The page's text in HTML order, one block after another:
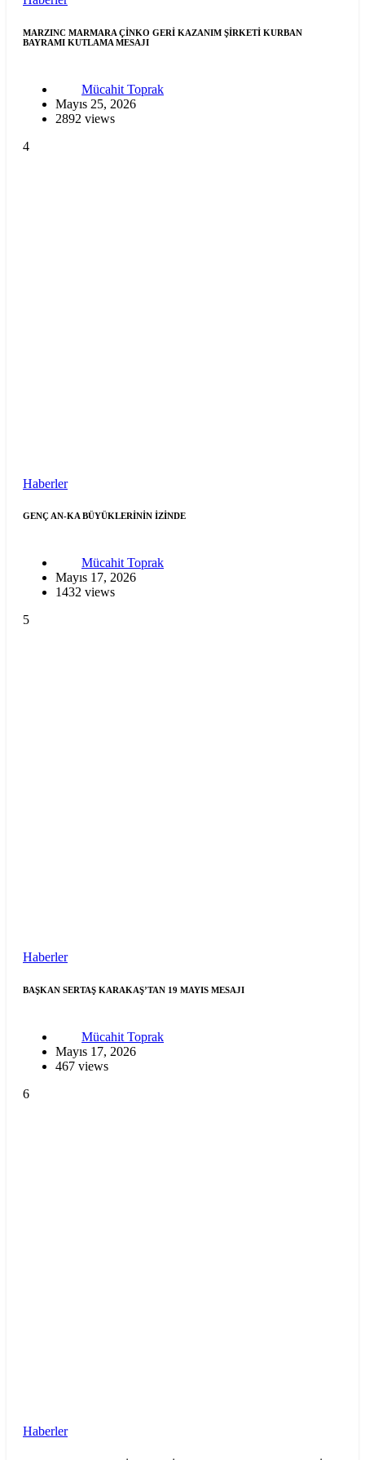
MARZINC MARMARA ÇİNKO GERİ KAZANIM ŞİRKETİ KURBAN
BAYRAMI KUTLAMA MESAJI
Mücahit Toprak
Mayıs 25, 2026
2892 views
4
Haberler
GENÇ AN-KA BÜYÜKLERİNİN İZİNDE
Mücahit Toprak
Mayıs 17, 2026
1432 views
5
Haberler
BAŞKAN SERTAŞ KARAKAŞ’TAN 19 MAYIS MESAJI
Mücahit Toprak
Mayıs 17, 2026
467 views
6
Haberler